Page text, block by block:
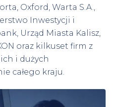
Oxford, Warta S.A.,
Inwestycji i
Urząd Miasta Kalisz,
oraz kilkuset firm z
i dużych
całego kraju.